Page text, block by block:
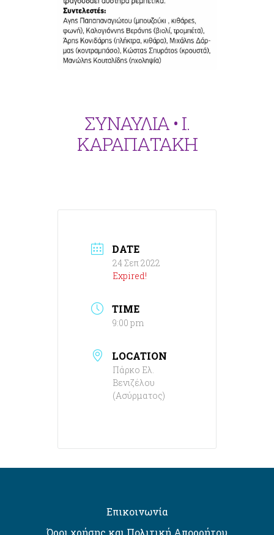
ΣΥΝΑΥΛΙΑ • Ι.
ΚΑΡΑΠΑΤΑΚΗ
DATE
24 Σεπ 2022
Expired!
TIME
9:00 pm
LOCATION
Πάρκο Ελ.
Βενιζέλου
(Ασύρματος)
Επικοινωνία
Όροι χρήσης και Πολιτική Απορρήτου